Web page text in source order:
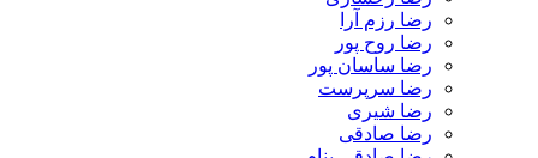
رضا رزم آرا
رضا روح پور
رضا ساسان پور
رضا سرپرست
رضا شیری
رضا صادقی